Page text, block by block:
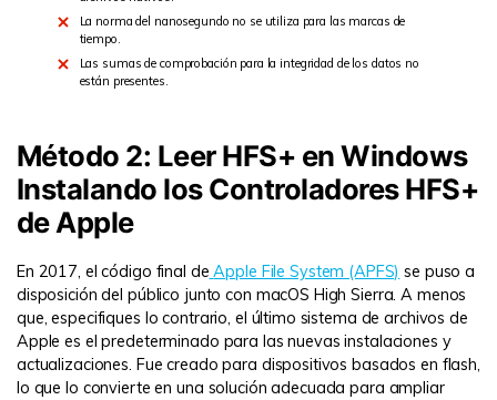
La norma del nanosegundo no se utiliza para las marcas de
tiempo.
Las sumas de comprobación para la integridad de los datos no
están presentes.
Método 2: Leer HFS+ en Windows
Instalando los Controladores HFS+
de Apple
En 2017, el código final de Apple File System (APFS) se puso a
disposición del público junto con macOS High Sierra. A menos
que, especifiques lo contrario, el último sistema de archivos de
Apple es el predeterminado para las nuevas instalaciones y
actualizaciones. Fue creado para dispositivos basados en flash,
lo que lo convierte en una solución adecuada para ampliar